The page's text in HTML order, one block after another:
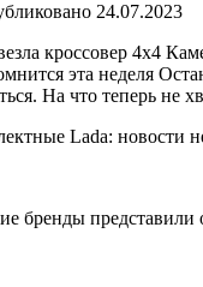
24.07.2023
кроссовер 4х4
эта неделя
На что теперь
бренды